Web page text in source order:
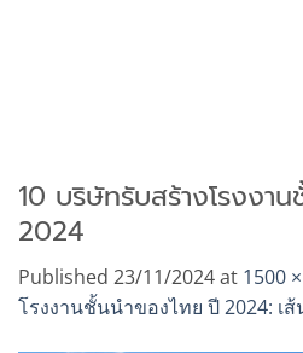
10 บริษัทรับสร้างโรงงา
2024
Published 23/11/2024at 1500
โรงงานชั้นนำของไทย ปี 2024: เ